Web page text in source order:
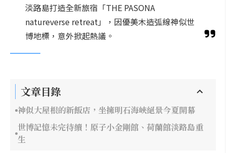
淡路島打造全新旅宿「THE PASONA
natureverse retreat」，因優美木造弧線神似世
博地標，意外掀起熱議。
文章目錄
神似大屋根的新飯店，坐擁明石海峽絕景今夏開幕
世博記憶未完待續！原子小金剛館、荷蘭館淡路島重
生